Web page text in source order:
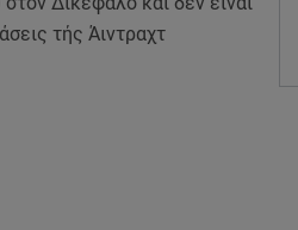
τής Άιντραχτ